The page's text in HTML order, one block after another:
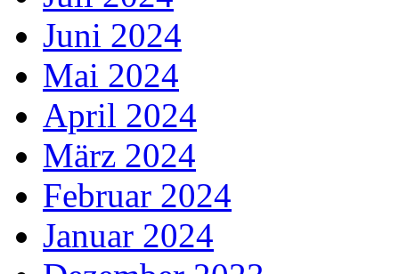
Juni 2024
Mai 2024
April 2024
März 2024
Februar 2024
Januar 2024